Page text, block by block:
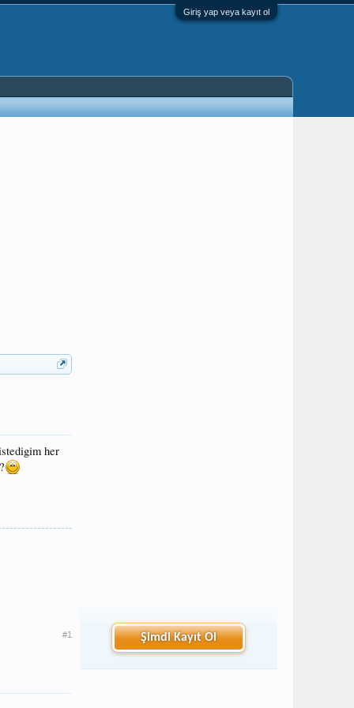
Giriş yap veya kayıt ol
her
#1 Şimdi Kayıt Ol